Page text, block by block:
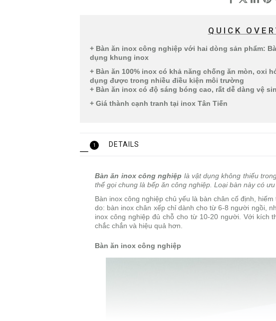
QUICK
+ Bàn ăn inox công nghiệp với hai dòng sản phẩm:
dụng khung inox
+ Bàn ăn 100% inox có khả năng chống ăn mòn, oxi
dụng được trong nhiều điều kiện môi trường
+ Bàn ăn inox có độ sáng bóng cao, rất dễ dàng vệ
+ Giá thành cạnh tranh tại inox Tân Tiến
1 DETAILS
Bàn ăn inox công nghiệp là vật dụng không thiếu
thể gọi chung là bếp ăn công nghiệp. Loại bàn này có
Bàn inox công nghiệp chủ yếu là bàn chân cố định,
do: bàn inox chân xếp chỉ dành cho từ 6-8 người ngồi,
inox công nghiệp đủ chỗ cho từ 10-20 người. Với kích
chắc chắn và hiệu quả hơn.
Bàn ăn inox công nghiệp